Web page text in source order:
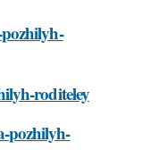
roditeley
pozhilyh-